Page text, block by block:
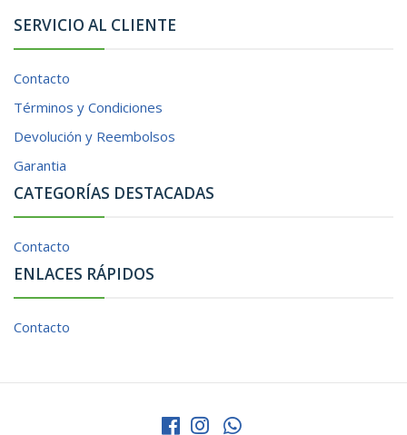
SERVICIO AL CLIENTE
Contacto
Términos y Condiciones
Devolución y Reembolsos
Garantia
CATEGORÍAS DESTACADAS
Contacto
ENLACES RÁPIDOS
Contacto